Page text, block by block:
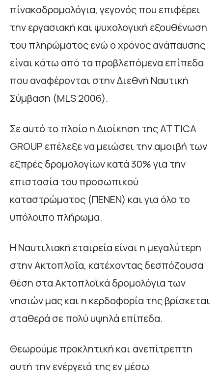
πίνακαδρομολόγια, γεγονός που επιφέρει
την εργασιακή και ψυχολογική εξουθένωση
του πληρώματος ενώ ο χρόνος ανάπαυσης
είναι κάτω από τα προβλεπόμενα επίπεδα
που αναφέρονται στην Διεθνή Ναυτική
Σύμβαση (MLS 2006).
Σε αυτό το πλοίο η Διοίκηση της ATTICA
GROUP επέλεξε να μειώσει την αμοιβή των
εξπρές δρομολογίων κατά 30% για την
επιστασία του προσωπικού
καταστρώματος (ΠΕΝΕΝ) και για όλο το
υπόλοιπο πλήρωμα.
Η Ναυτιλιακή εταιρεία είναι η μεγαλύτερη
στην Ακτοπλοΐα, κατέχοντας δεσπόζουσα
θέση στα Ακτοπλοϊκά δρομολόγια των
νησιών μας και η κερδοφορία της βρίσκεται
σταθερά σε πολύ υψηλά επίπεδα.
Θεωρούμε προκλητική και ανεπίτρεπτη
αυτή την ενέργειά της εν μέσω